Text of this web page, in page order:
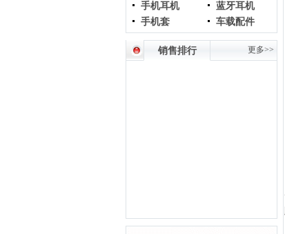
手机耳机
蓝牙耳机
手机套
车载配件
销售排行 更多>>